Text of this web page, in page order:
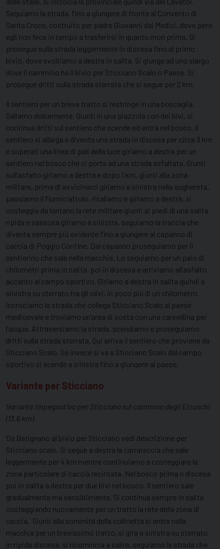
Seguiamo la strada, fino a giungere di fronte al Convento di
Santa Croce, costruito per padre Giovanni dai Medici, dove però
egli non fece in tempo a trasferirsi in quanto morì prima. Si
prosegue sulla strada leggermente in discesa fino al primo
bivio, dove svoltiamo a destra in salita. Si giunge ad uno slargo
dove il cammino ha il bivio per Sticciano Scalo o Paese. Si
prosegue dritti sulla strada sterrata che si segue per 2 km.
Il sentiero per un breve tratto si restringe in una boscaglia.
Saliamo dolcemente. Giunti in una piazzola con dei bivi, si
continua dritti sul sentiero che scende ed entra nel bosco. Il
sentiero si allarga e diventa una strada in discesa per circa 3 km
e superati una linea di pali della luce giriamo a destra per un
sentiero nel bosco che ci porta ad una strada asfaltata. Giunti
sull’asfalto giriamo a destra e dopo 1 km, giunti alla zona
militare, prima di avvicinarci giriamo a sinistra nella sughereta,
passiamo il fiumiciattolo, risaliamo e giriamo a destra, si
costeggia da lontano la rete militare giunti ai piedi di una salita
ripida e sassosa giriamo a sinistra, seguiamo la traccia che
diventa sempre più evidente fino a giungere al capanno di
caccia di Poggio Confine. Dal capanno proseguiamo per il
sentierino che sale nella macchia. Lo seguiamo per un paio di
chilometri prima in salita, poi in discesa e arriviamo all’asfalto
accanto al campo sportivo. Giriamo a destra in salita quindi a
sinistra su sterrato tra gli olivi, in poco più di un chilometro
incrociamo la strada che collega Sticciano Scalo al paese
medioevale e troviamo un’area di sosta con una cannellina per
l’acqua. Attraversiamo la strada, scendiamo e proseguiamo
dritti sulla strada sterrata. Qui arriva il sentiero che proviene da
Sticciano Scalo. Se invece si va a Sticciano Scalo dal campo
sportivo si scende a sinistra fino a giungere al paese.
Variante per Sticciano
Variante impegnativa per Sticciano sul cammino degli Etruschi
(13,6 km)
Da Batignano al bivio per Sticciano vedi descrizione per
Sticciano scalo. Si segue a destra la carrareccia che sale
leggermente per 4 km mentre continuiamo a costeggiare la
zona particolare di caccia recintata. Nel bosco prima n discesa
poi in salita a destra per due bivi nel bosco. Il sentiero sale
gradualmente ma sensibilmente. Si continua sempre in salita
costeggiando nuovamente per un tratto la rete della zona di
caccia. Giunti alla sommità della collinetta si entra nella
macchia per un brevissimo tratto, si gira a sinistra su sterrato
in ripida discesa. si ricomincia a salire, seguiamo la strada che